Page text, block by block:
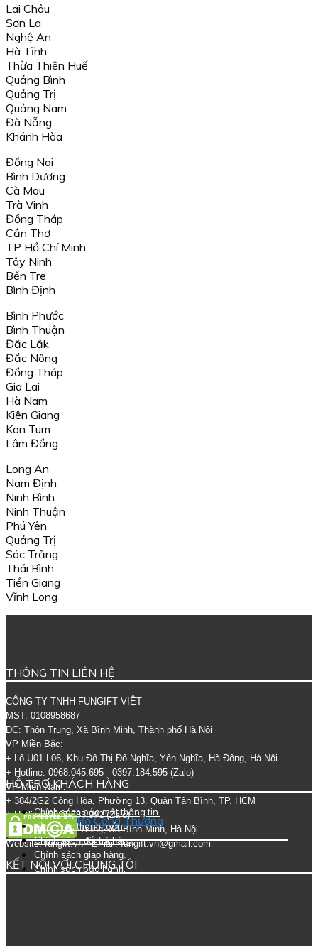
Lai Châu
Sơn La
Nghệ An
Hà Tĩnh
Thừa Thiên Huế
Quảng Bình
Quảng Trị
Quảng Nam
Đà Nẵng
Khánh Hòa
Đồng Nai
Bình Dương
Cà Mau
Trà Vinh
Đồng Tháp
Cần Thơ
TP Hồ Chí Minh
Tây Ninh
Bến Tre
Bình Định
Bình Phước
Bình Thuận
Đắc Lắk
Đắc Nông
Đồng Tháp
Gia Lai
Hà Nam
Kiên Giang
Kon Tum
Lâm Đồng
Long An
Nam Định
Ninh Bình
Ninh Thuận
Phú Yên
Quảng Trị
Sóc Trăng
Thái Bình
Tiền Giang
Vĩnh Long
THÔNG TIN LIÊN HỆ
CÔNG TY TNHH FUNGIFT VIỆT
MST: 0108958687
ĐC: Thôn Trung, Xã Bình Minh, Thành phố Hà Nội
VP Miền Bắc:
+ Lô U01-L06, Khu Đô Thị Đô Nghĩa, Yên Nghĩa, Hà Đông,
Hà Nội.
+ Hotline: 0968.045.695 - 0397.184.595 (Zalo)
VP Miền Nam:
+ 384/2G2 Cộng Hòa, Phường 13. Quận Tân Bình, TP. HCM
+ Hotline: 0967.783.992 (Zalo)
Xưởng SX: Thôn Trung, Xã Bình Minh, Hà Nội
Website: fungift.vn - Email: fungift.vn@gmail.com
HỖ TRỢ KHÁCH HÀNG
Chính sách bảo mật thông tin.
Hình thức thanh toán.
Chính sách đổi trả hàng.
Chính sách giao hàng.
Chính sách bảo hành.
KẾT NỐI VỚI CHÚNG TÔI